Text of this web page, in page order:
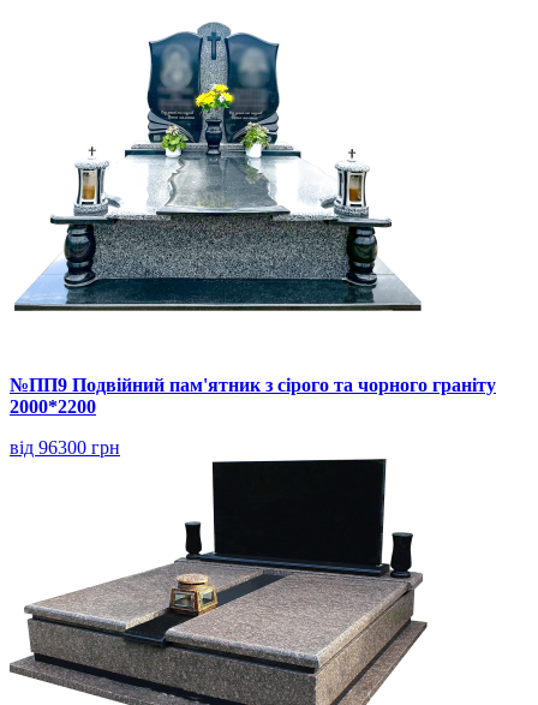
№ПП9 Подвійний пам'ятник з сірого та чорного граніту
2000*2200
від 96300 грн